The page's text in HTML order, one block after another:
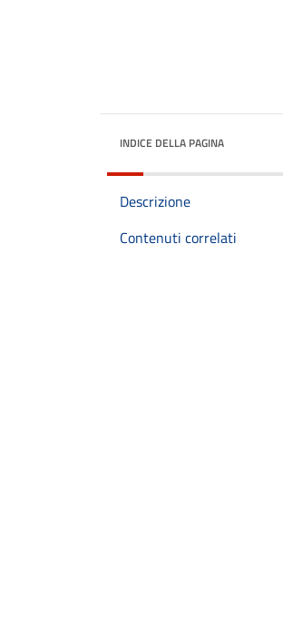
INDICE DELLA PAGINA
Descrizione
Contenuti correlati